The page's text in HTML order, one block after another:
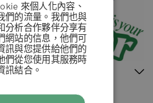
條款 & 條例
來個人化內容、
們的流量。我們也與
分析合作夥伴分享有
網站的信息，他們可
訊與您提供給他們的
們從您使用其服務時
訊結合。